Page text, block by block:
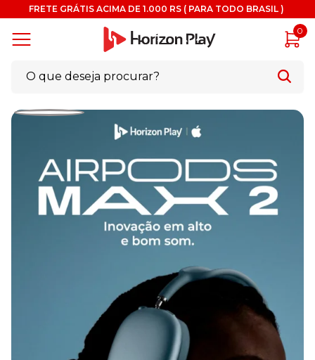
FRETE GRÁTIS ACIMA DE 1.000 RS ( PARA TODO BRASIL )
0